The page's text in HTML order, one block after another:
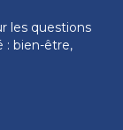
les questions
: bien-être,